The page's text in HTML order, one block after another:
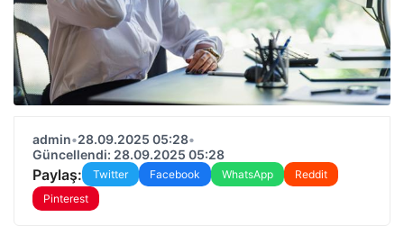
admin•28.09.2025 05:28•
Güncellendi: 28.09.2025 05:28
Paylaş: Twitter Facebook WhatsApp
Reddit
Pinterest